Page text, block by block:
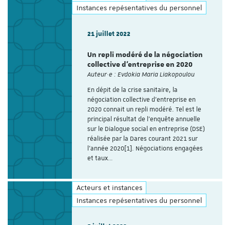
Instances repésentatives du personnel
21 juillet 2022
Un repli modéré de la négociation
collective d’entreprise en 2020
Auteur·e : Evdokia Maria Liakopoulou
En dépit de la crise sanitaire, la
négociation collective d’entreprise en
2020 connait un repli modéré. Tel est le
principal résultat de l’enquête annuelle
sur le Dialogue social en entreprise (DSE)
réalisée par la Dares courant 2021 sur
l’année 2020[1]. Négociations engagées
et taux…
Acteurs et instances
Instances repésentatives du personnel